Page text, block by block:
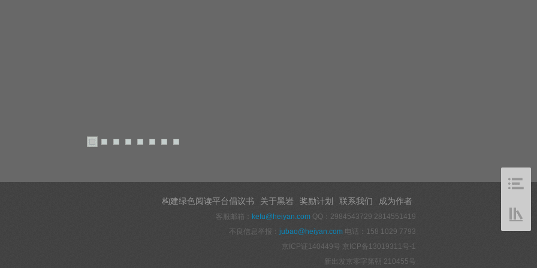
构建绿色阅读平台倡议书 关于黑岩 奖励计划 联系我们 成为作者
客服邮箱： kefu@heiyan.com QQ：2984543729 2814551419
不良信息举报： jubao@heiyan.com 电话：158 1029 7793
京ICP证140449号 京ICP备13019311号-1
新出发京零字第朝 210455号